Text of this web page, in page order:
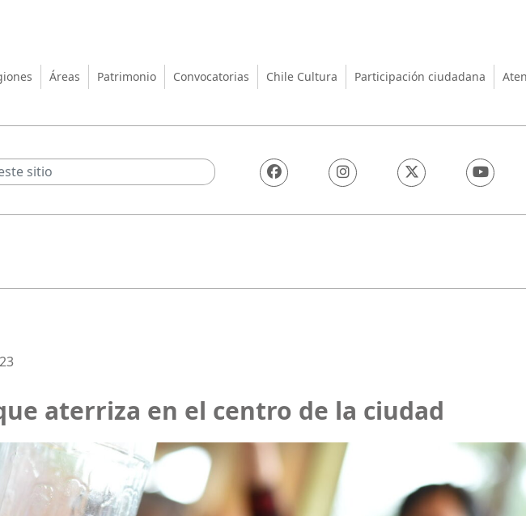
las Artes y el Patrimonio
Áreas Patrimonio Convocatorias Chile Cultura Participación ciudadana
aterriza en el centro de la ciudad